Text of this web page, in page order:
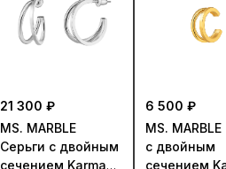
21 300 ₽
MS. MARBLE
Серьги с двойным
сечением Karma
6 500 ₽
MS.
с двойным
сечением